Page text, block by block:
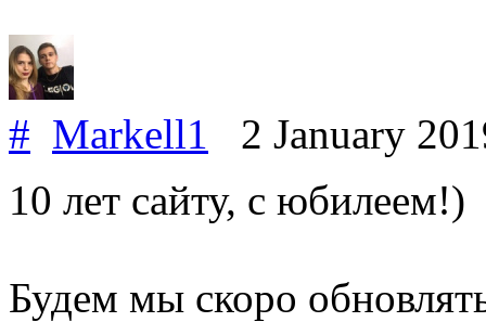
# Markell1 2 January
10 лет сайту, с юбилеем!)
Будем мы скоро